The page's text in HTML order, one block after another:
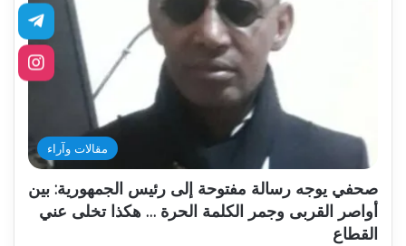
مقالات وآراء
صحفي يوجه رسالة مفتوحة إلى رئيس الجمهورية: بين
أواصر القربى وجمر الكلمة الحرة … هكذا تخلى عني
القطاع